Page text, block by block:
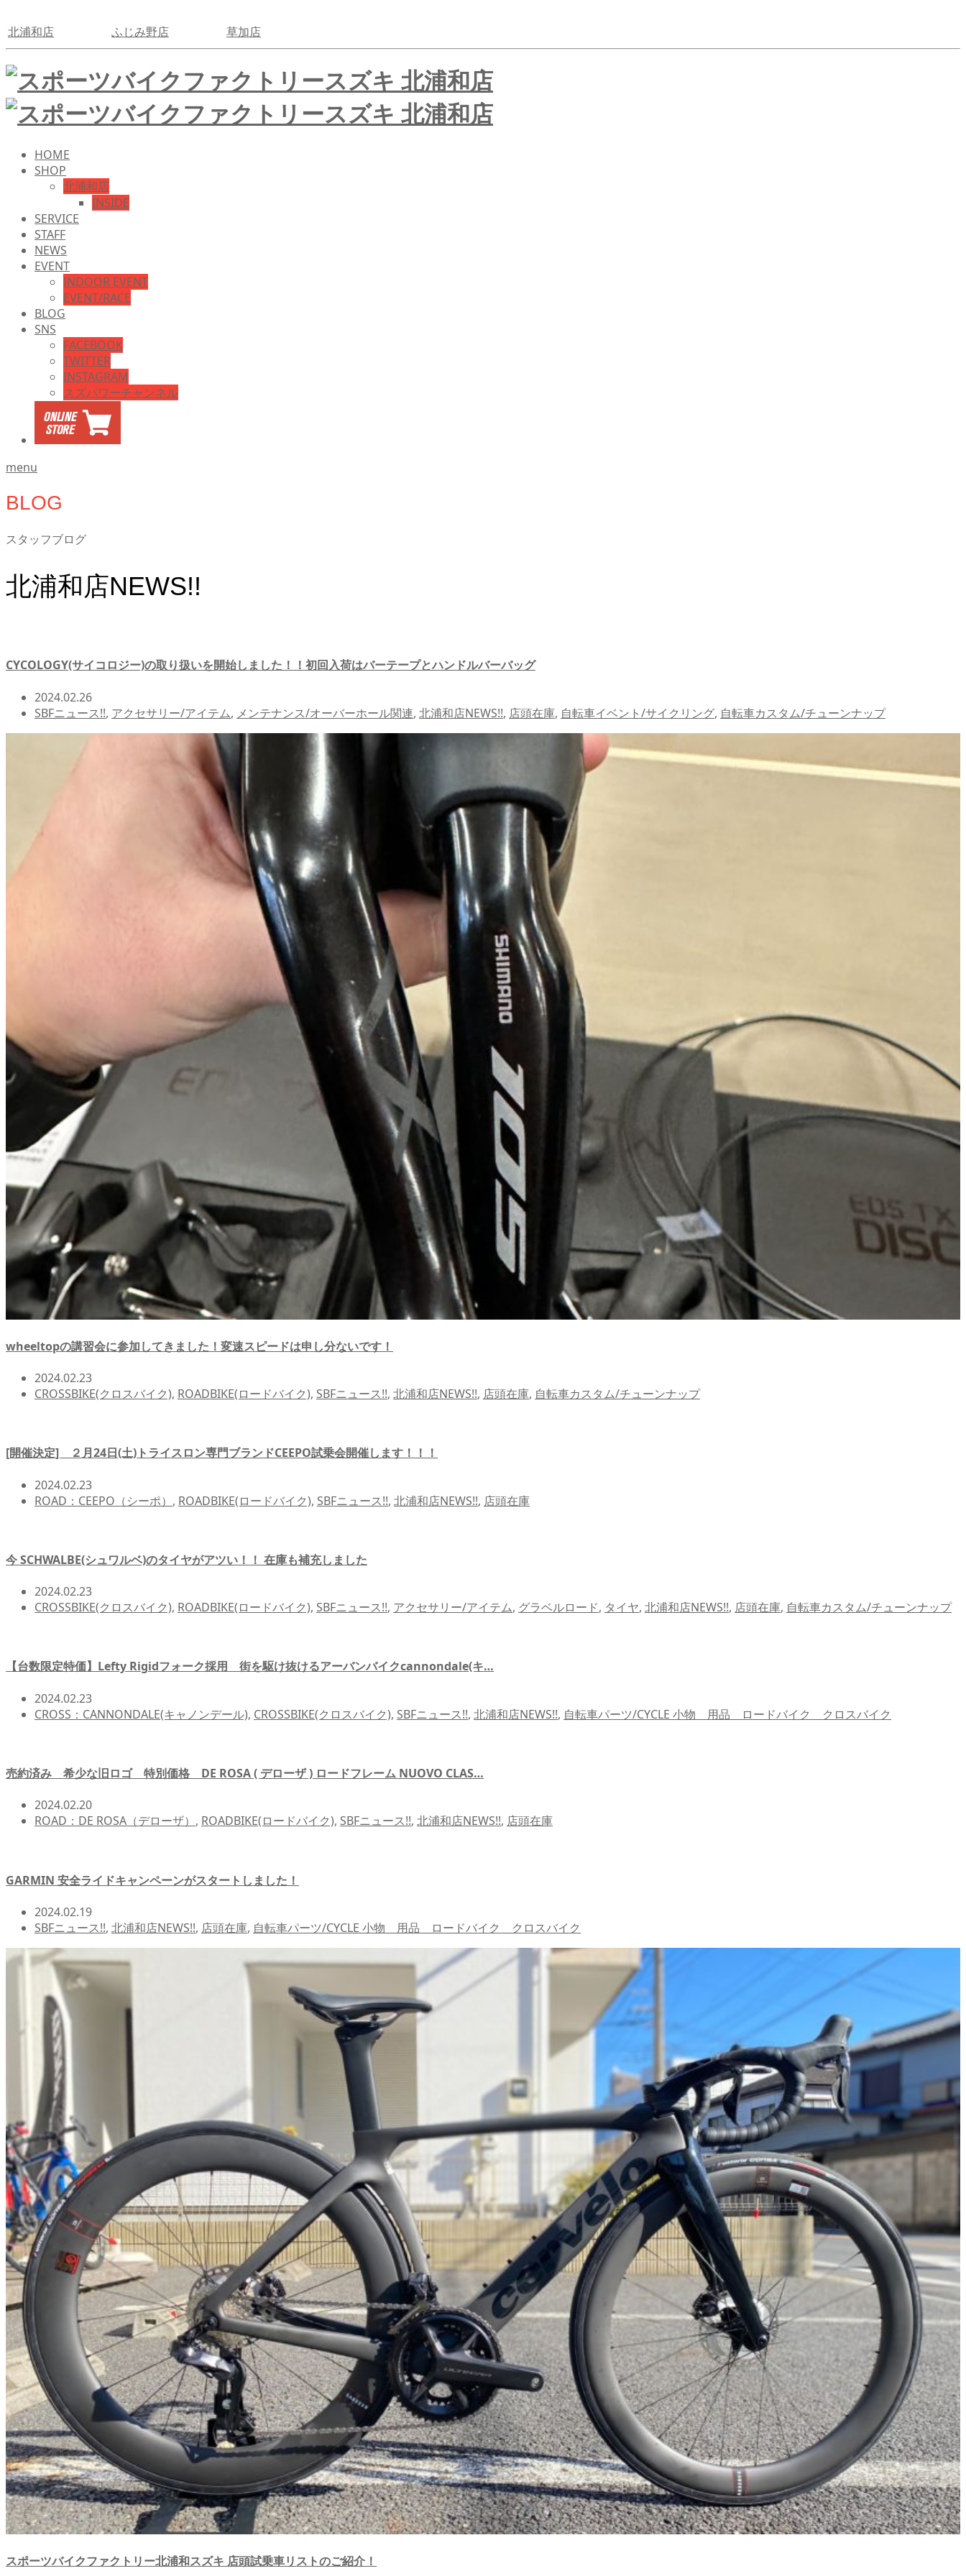
北浦和店 ふじみ野店 草加店
HOME
SHOP
北浦和店
INSIDE
SERVICE
STAFF
NEWS
EVENT
INDOOR EVENT
EVENT/RACE
BLOG
SNS
FACEBOOK
TWITTER
INSTAGRAM
スズパワーチャンネル
menu
BLOG
スタッフブログ
北浦和店NEWS!!
CYCOLOGY(サイコロジー)の取り扱いを開始しました！！初回入荷はバーテープとハンドルバーバッグ
2024.02.26
SBFニュース!!, アクセサリー/アイテム, メンテナンス/オーバーホール関連, 北浦和店NEWS!!, 店頭在庫, 自転車イベント/サイクリング, 自転車カスタム/チューンナップ
wheeltopの講習会に参加してきました！変速スピードは申し分ないです！
2024.02.23
CROSSBIKE(クロスバイク), ROADBIKE(ロードバイク), SBFニュース!!, 北浦和店NEWS!!, 店頭在庫, 自転車カスタム/チューンナップ
[開催決定] ２月24日(土)トライスロン専門ブランドCEEPO試乗会開催します！！！
2024.02.23
ROAD：CEEPO（シーポ） , ROADBIKE(ロードバイク), SBFニュース!!, 北浦和店NEWS!!, 店頭在庫
今 SCHWALBE(シュワルベ)のタイヤがアツい！！ 在庫も補充しました
2024.02.23
CROSSBIKE(クロスバイク), ROADBIKE(ロードバイク), SBFニュース!!, アクセサリー/アイテム, グラベルロード, タイヤ, 北浦和店NEWS!!, 店頭在庫, 自転車カスタム/チューンナップ
【台数限定特価】Lefty Rigidフォーク採用 街を駆け抜けるアーバンバイクcannondale(キ…
2024.02.23
CROSS：CANNONDALE(キャノンデール), CROSSBIKE(クロスバイク), SBFニュース!!, 北浦和店NEWS!!, 自転車パーツ/CYCLE 小物 用品 ロードバイク クロスバイク
売約済み 希少な旧ロゴ 特別価格 DE ROSA ( デローザ ) ロードフレーム NUOVO CLAS…
2024.02.20
ROAD：DE ROSA（デローザ） , ROADBIKE(ロードバイク), SBFニュース!!, 北浦和店NEWS!!, 店頭在庫
GARMIN 安全ライドキャンペーンがスタートしました！
2024.02.19
SBFニュース!!, 北浦和店NEWS!!, 店頭在庫, 自転車パーツ/CYCLE 小物 用品 ロードバイク クロスバイク
スポーツバイクファクトリー北浦和スズキ 店頭試乗車リストのご紹介！